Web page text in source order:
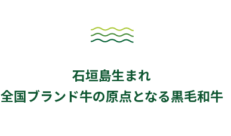
石垣島生まれ
全国ブランド牛の原点となる黒毛和牛